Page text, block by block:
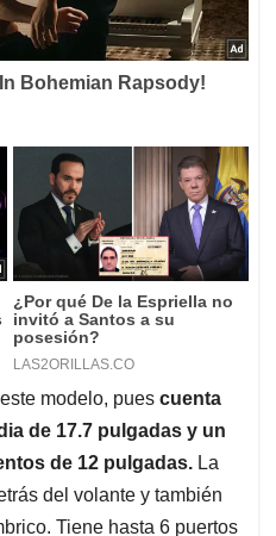
modelo, pues cuenta
de 17.7 pulgadas y un
de 12 pulgadas. La
del volante y también
Tiene hasta 6 puertos